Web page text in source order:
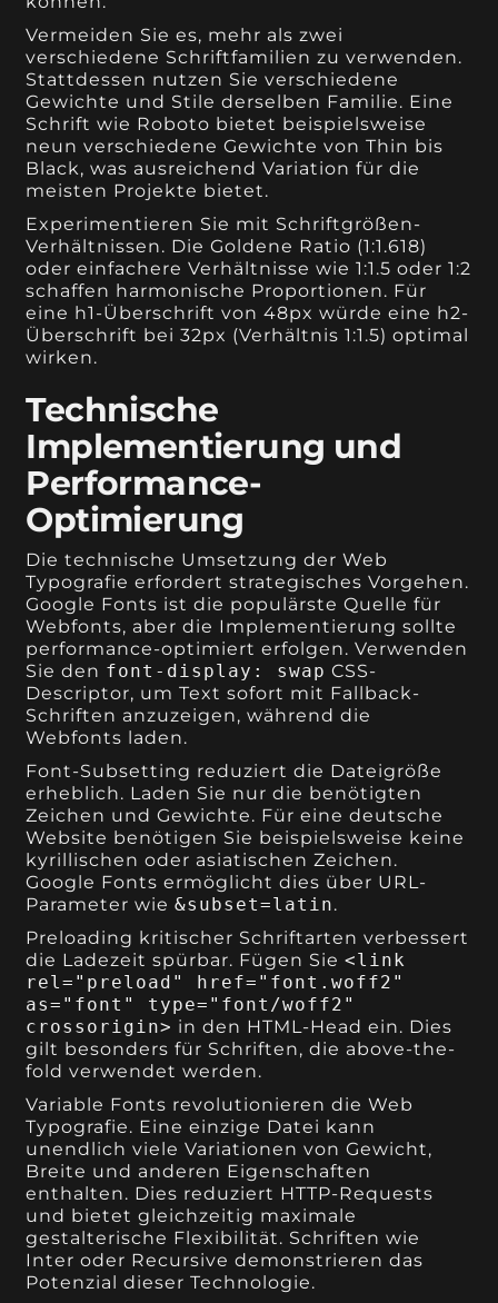
Vermeiden Sie es, mehr als zwei
verschiedene Schriftfamilien zu verwenden.
Stattdessen nutzen Sie verschiedene
Gewichte und Stile derselben Familie. Eine
Schrift wie Roboto bietet beispielsweise
neun verschiedene Gewichte von Thin bis
Black, was ausreichend Variation für die
meisten Projekte bietet.
Experimentieren Sie mit Schriftgrößen-
Verhältnissen. Die Goldene Ratio (1:1.618)
oder einfachere Verhältnisse wie 1:1.5 oder 1:2
schaffen harmonische Proportionen. Für
eine h1-Überschrift von 48px würde eine h2-
Überschrift bei 32px (Verhältnis 1:1.5) optimal
wirken.
Technische
Implementierung und
Performance-
Optimierung
Die technische Umsetzung der Web
Typografie erfordert strategisches Vorgehen.
Google Fonts ist die populärste Quelle für
Webfonts, aber die Implementierung sollte
performance-optimiert erfolgen. Verwenden
Sie den font-display: swap CSS-
Descriptor, um Text sofort mit Fallback-
Schriften anzuzeigen, während die
Webfonts laden.
Font-Subsetting reduziert die Dateigröße
erheblich. Laden Sie nur die benötigten
Zeichen und Gewichte. Für eine deutsche
Website benötigen Sie beispielsweise keine
kyrillischen oder asiatischen Zeichen.
Google Fonts ermöglicht dies über URL-
Parameter wie&subset=latin.
Preloading kritischer Schriftarten verbessert
die Ladezeit spürbar. Fügen Sie<link
rel="preload" href="font.woff2"
as="font" type="font/woff2"
crossorigin> in den HTML-Head ein. Dies
gilt besonders für Schriften, die above-the-
fold verwendet werden.
Variable Fonts revolutionieren die Web
Typografie. Eine einzige Datei kann
unendlich viele Variationen von Gewicht,
Breite und anderen Eigenschaften
enthalten. Dies reduziert HTTP-Requests
und bietet gleichzeitig maximale
gestalterische Flexibilität. Schriften wie
Inter oder Recursive demonstrieren das
Potenzial dieser Technologie.